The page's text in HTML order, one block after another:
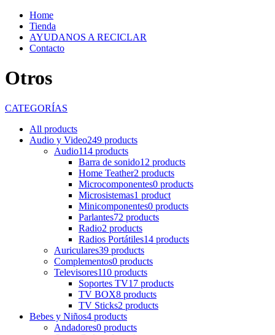
Home
Tienda
AYUDANOS A RECICLAR
Contacto
Otros
CATEGORÍAS
All products
Audio y Video249 products
Audio114 products
Barra de sonido12 products
Home Teather2 products
Microcomponentes0 products
Microsistemas1 product
Minicomponentes0 products
Parlantes72 products
Radio2 products
Radios Portátiles14 products
Auriculares39 products
Complementos0 products
Televisores110 products
Soportes TV17 products
TV BOX8 products
TV Sticks2 products
Bebes y Niños4 products
Andadores0 products